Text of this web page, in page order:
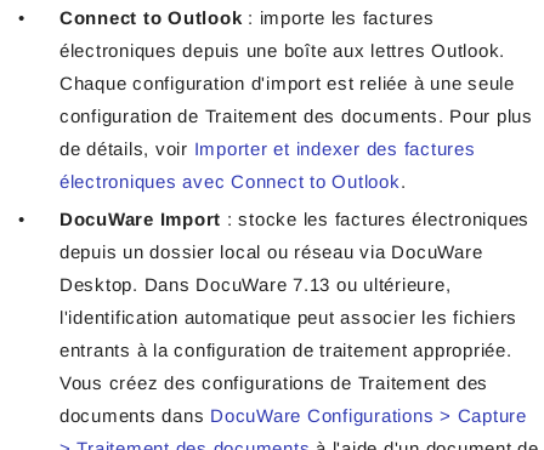
Connect to Outlook : importe les factures
électroniques depuis une boîte aux lettres Outlook.
Chaque configuration d'import est reliée à une seule
configuration de Traitement des documents. Pour plus
de détails, voir Importer et indexer des factures
électroniques avec Connect to Outlook.
DocuWare Import : stocke les factures électroniques
depuis un dossier local ou réseau via DocuWare
Desktop. Dans DocuWare 7.13 ou ultérieure,
l'identification automatique peut associer les fichiers
entrants à la configuration de traitement appropriée.
Vous créez des configurations de Traitement des
documents dans DocuWare Configurations > Capture